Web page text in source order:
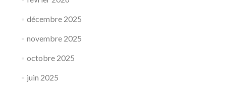
décembre 2025
novembre 2025
octobre 2025
juin 2025